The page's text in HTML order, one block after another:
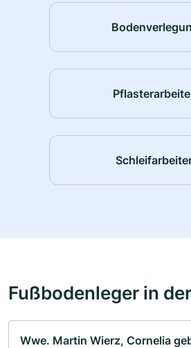
Fußbodenleger in
Wwe. Martin Wierz, Cornelia